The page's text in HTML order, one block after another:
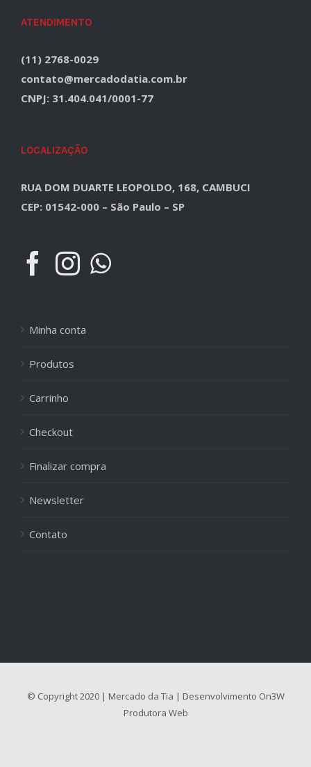
ATENDIMENTO
(11) 2768-0029
contato@mercadodatia.com.br
CNPJ: 31.404.041/0001-77
LOCALIZAÇÃO
RUA DOM DUARTE LEOPOLDO, 168, CAMBUCI
CEP: 01542-000 – São Paulo – SP
Minha conta
Produtos
Carrinho
Checkout
Finalizar compra
Newsletter
Contato
© Copyright 2020 | Mercado da Tia | Desenvolvimento On3W
Produtora Web